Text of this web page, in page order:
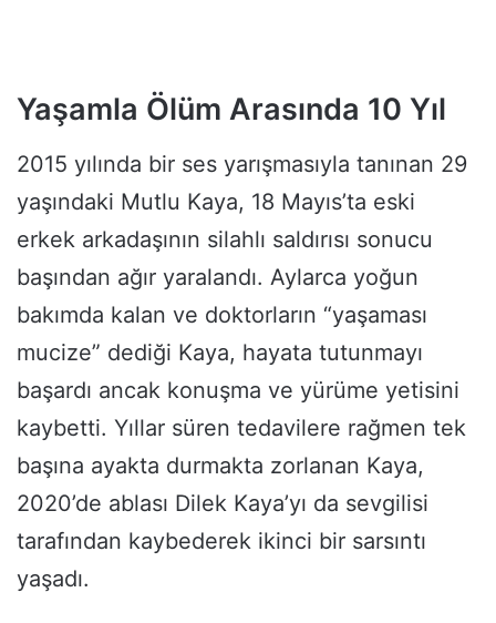
Yaşamla Ölüm Arasında 10 Yıl
2015 yılında bir ses yarışmasıyla tanınan 29
yaşındaki Mutlu Kaya, 18 Mayıs’ta eski
erkek arkadaşının silahlı saldırısı sonucu
başından ağır yaralandı. Aylarca yoğun
bakımda kalan ve doktorların “yaşaması
mucize” dediği Kaya, hayata tutunmayı
başardı ancak konuşma ve yürüme yetisini
kaybetti. Yıllar süren tedavilere rağmen tek
başına ayakta durmakta zorlanan Kaya,
2020’de ablası Dilek Kaya’yı da sevgilisi
tarafından kaybederek ikinci bir sarsıntı
yaşadı.